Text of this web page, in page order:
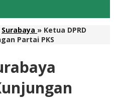
Surabaya » Ketua DPRD
Partai PKS